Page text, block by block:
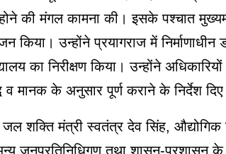
की मंगल कामना की। इसके पश्चात
किया। उन्होंने प्रयागराज में निर्माणाधीन
का निरीक्षण किया। उन्होंने अधिकारियों
व मानक के अनुसार पूर्ण कराने के निर्देश
शक्ति मंत्री स्वतंत्र देव सिंह, औद्योगिक
जनप्रतिनिधिगण तथा शासन-प्रशासन के